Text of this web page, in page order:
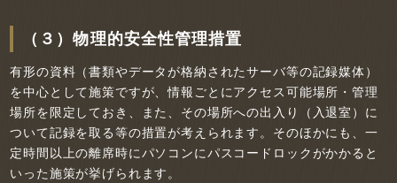
（３）物理的安全性管理措置
有形の資料（書類やデータが格納されたサーバ等の記録媒体）
を中心として施策ですが、情報ごとにアクセス可能場所・管理
場所を限定しておき、また、その場所への出入り（入退室）に
ついて記録を取る等の措置が考えられます。そのほかにも、一
定時間以上の離席時にパソコンにパスコードロックがかかると
いった施策が挙げられます。